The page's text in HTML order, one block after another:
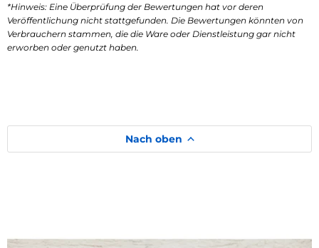
*Hinweis: Eine Überprüfung der Bewertungen hat vor deren
Veröffentlichung nicht stattgefunden. Die Bewertungen könnten von
Verbrauchern stammen, die die Ware oder Dienstleistung gar nicht
erworben oder genutzt haben.
Nach oben